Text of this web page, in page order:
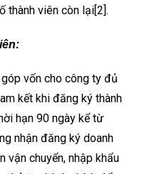
thành viên còn lại[2].
vốn cho công ty đủ
kết khi đăng ký thành
hạn 90 ngày kể từ
nhận đăng ký doanh
vận chuyển, nhập khẩu